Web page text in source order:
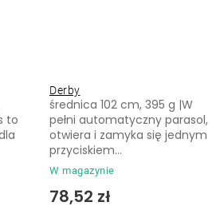
to
Derby
W magazynie
78,52 zł
średnica 102 cm, 395 g |W
pełni automatyczny parasol,
otwiera i zamyka się jednym
przyciskiem...